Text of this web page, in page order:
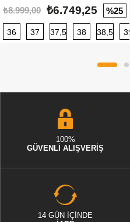
₺8.999,00 ₺6.749,25 %25
36 37 37,5 38 38,5 39
100%
GÜVENLİ ALIŞVERİŞ
14 GÜN İÇİNDE